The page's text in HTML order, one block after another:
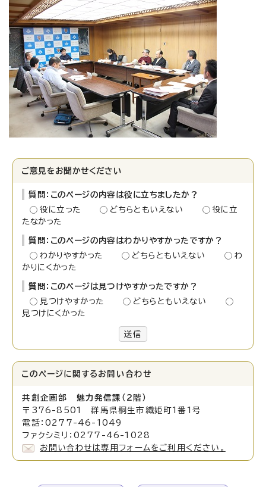
ご意見をお聞かせください
質問：このページの内容は役に立ちましたか？
役に立った
どちらともいえない
役に立
たなかった
質問：このページの内容はわかりやすかったですか？
わかりやすかった
どちらともいえない
わ
かりにくかった
質問：このページは見つけやすかったですか？
見つけやすかった
どちらともいえない
見つけにくかった
送信
このページに関する お問い合わせ
共創企画部 魅力発信課（2階）
〒376-8501 群馬県桐生市織姫町1番1号
電話：0277-46-1049
ファクシミリ：0277-46-1028
お問い合わせは専用フォームをご利用ください。